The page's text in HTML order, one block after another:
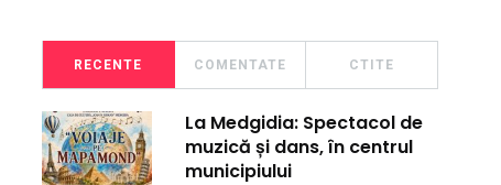
RECENTE COMENTATE CTITE
La Medgidia: Spectacol de
muzică și dans, în centrul
municipiului